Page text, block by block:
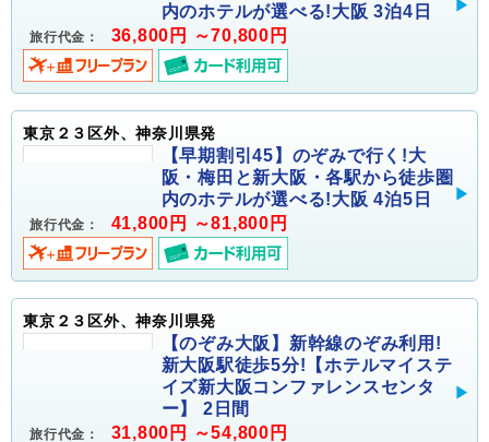
内のホテルが選べる!大阪 3泊4日
旅行代金： 36,800円 ～70,800円
東京２３区外、神奈川県発
【早期割引45】のぞみで行く!大
阪・梅田と新大阪・各駅から徒歩圏
内のホテルが選べる!大阪 4泊5日
旅行代金： 41,800円 ～81,800円
東京２３区外、神奈川県発
【のぞみ大阪】新幹線のぞみ利用!
新大阪駅徒歩5分!【ホテルマイステ
イズ新大阪コンファレンスセンタ
ー】 2日間
旅行代金： 31,800円 ～54,800円